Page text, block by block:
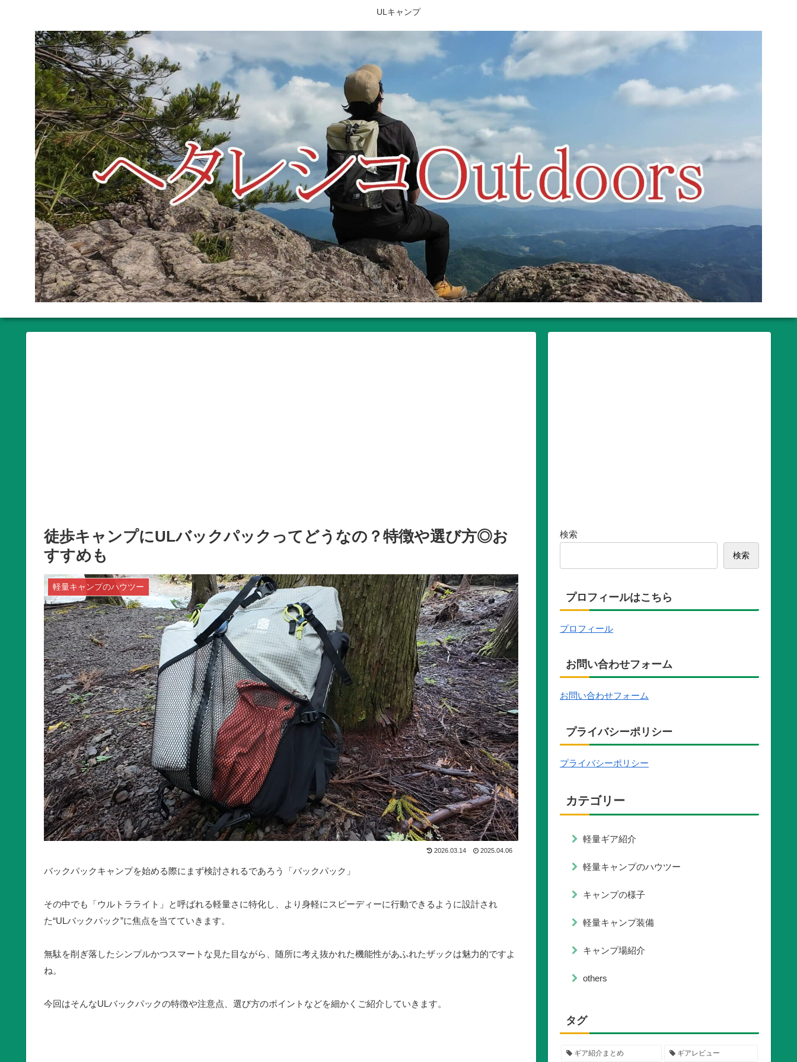
ULキャンプ
徒歩キャンプにULバックパックってどうなの？特徴や選び方◎お
すすめも
軽量キャンプのハウツー
2026.03.14 2025.04.06
バックパックキャンプを始める際にまず検討されるであろう「バックパック」
その中でも「ウルトラライト」と呼ばれる軽量さに特化し、より身軽にスピーディーに行動できるように設計され
た“ULバックパック”に焦点を当てていきます。
無駄を削ぎ落したシンプルかつスマートな見た目ながら、随所に考え抜かれた機能性があふれたザックは魅力的ですよ
ね。
今回はそんなULバックパックの特徴や注意点、選び方のポイントなどを細かくご紹介していきます。
検索
検索
プロフィールはこちら
プロフィール
お問い合わせフォーム
お問い合わせフォーム
プライバシーポリシー
プライバシーポリシー
カテゴリー
軽量ギア紹介
軽量キャンプのハウツー
キャンプの様子
軽量キャンプ装備
キャンプ場紹介
others
タグ
ギア紹介まとめ ギアレビュー